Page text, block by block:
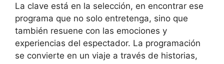
La clave está en la selección, en encontrar ese
programa que no solo entretenga, sino que
también resuene con las emociones y
experiencias del espectador. La programación
se convierte en un viaje a través de historias,